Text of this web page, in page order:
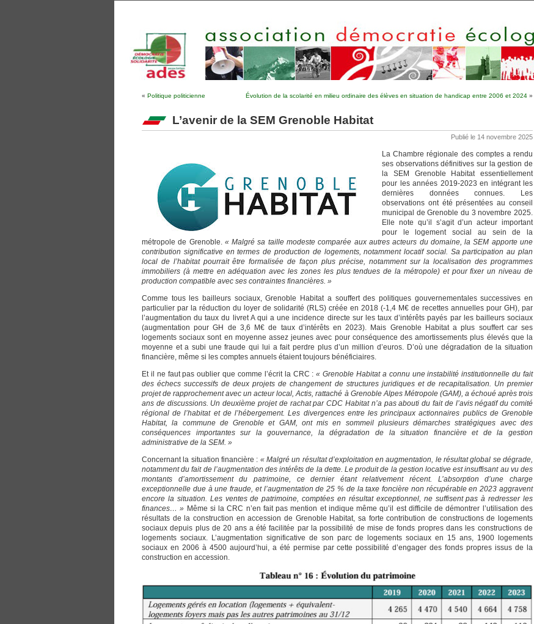
« Politique politicienne Évolution de la scolarité en milieu ordinaire des élèves en situation de handicap entre 2006 et 2024 »
L’avenir de la SEM Grenoble Habitat
Publié le 14 novembre 2025
La Chambre régionale des comptes a rendu
ses observations définitives sur la gestion de
la SEM Grenoble Habitat essentiellement
pour les années 2019-2023 en intégrant les
dernières données connues. Les
observations ont été présentées au conseil
municipal de Grenoble du 3 novembre 2025.
Elle note qu’il s’agit d’un acteur important
pour le logement social au sein de la
métropole de Grenoble. « Malgré sa taille modeste comparée aux autres acteurs du domaine, la SEM apporte une
contribution significative en termes de production de logements, notamment locatif social. Sa participation au plan
local de l’habitat pourrait être formalisée de façon plus précise, notamment sur la localisation des programmes
immobiliers (à mettre en adéquation avec les zones les plus tendues de la métropole) et pour fixer un niveau de
production compatible avec ses contraintes financières. »
Comme tous les bailleurs sociaux, Grenoble Habitat a souffert des politiques gouvernementales successives en
particulier par la réduction du loyer de solidarité (RLS) créée en 2018 (-1,4 M€ de recettes annuelles pour GH), par
l’augmentation du taux du livret A qui a une incidence directe sur les taux d’intérêts payés par les bailleurs sociaux
(augmentation pour GH de 3,6 M€ de taux d’intérêts en 2023). Mais Grenoble Habitat a plus souffert car ses
logements sociaux sont en moyenne assez jeunes avec pour conséquence des amortissements plus élevés que la
moyenne et a subi une fraude qui lui a fait perdre plus d’un million d’euros. D’où une dégradation de la situation
financière, même si les comptes annuels étaient toujours bénéficiaires.
Et il ne faut pas oublier que comme l’écrit la CRC :« Grenoble Habitat a connu une instabilité institutionnelle du fait
des échecs successifs de deux projets de changement de structures juridiques et de recapitalisation. Un premier
projet de rapprochement avec un acteur local, Actis, rattaché à Grenoble Alpes Métropole (GAM), a échoué après trois
ans de discussions. Un deuxième projet de rachat par CDC Habitat n’a pas abouti du fait de l’avis négatif du comité
régional de l’habitat et de l’hébergement. Les divergences entre les principaux actionnaires publics de Grenoble
Habitat, la commune de Grenoble et GAM, ont mis en sommeil plusieurs démarches stratégiques avec des
conséquences importantes sur la gouvernance, la dégradation de la situation financière et de la gestion
administrative de la SEM. »
Concernant la situation financière : « Malgré un résultat d’exploitation en augmentation, le résultat global se dégrade,
notamment du fait de l’augmentation des intérêts de la dette. Le produit de la gestion locative est insuffisant au vu des
montants d’amortissement du patrimoine, ce dernier étant relativement récent. L’absorption d’une charge
exceptionnelle due à une fraude, et l’augmentation de 25 % de la taxe foncière non récupérable en 2023 aggravent
encore la situation. Les ventes de patrimoine, comptées en résultat exceptionnel, ne suffisent pas à redresser les
finances… » Même si la CRC n’en fait pas mention et indique même qu’il est difficile de démontrer l’utilisation des
résultats de la construction en accession de Grenoble Habitat, sa forte contribution de constructions de logements
sociaux depuis plus de 20 ans a été facilitée par la possibilité de mise de fonds propres dans les constructions de
logements sociaux. L’augmentation significative de son parc de logements sociaux en 15 ans, 1900 logements
sociaux en 2006 à 4500 aujourd’hui, a été permise par cette possibilité d’engager des fonds propres issus de la
construction en accession.